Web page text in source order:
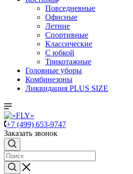
Повседневные
Офисные
Летние
Спортивные
Классические
С юбкой
Трикотажные
Головные уборы
Комбинезоны
Ликвидация PLUS SIZE
+7 (499) 653-9747
Заказать звонок